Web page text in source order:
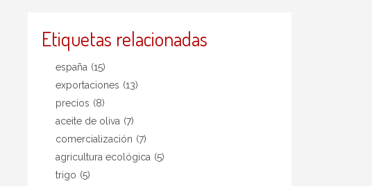
Etiquetas relacionadas
españa (15)
exportaciones (13)
precios (8)
aceite de oliva (7)
comercialización (7)
agricultura ecológica (5)
trigo (5)